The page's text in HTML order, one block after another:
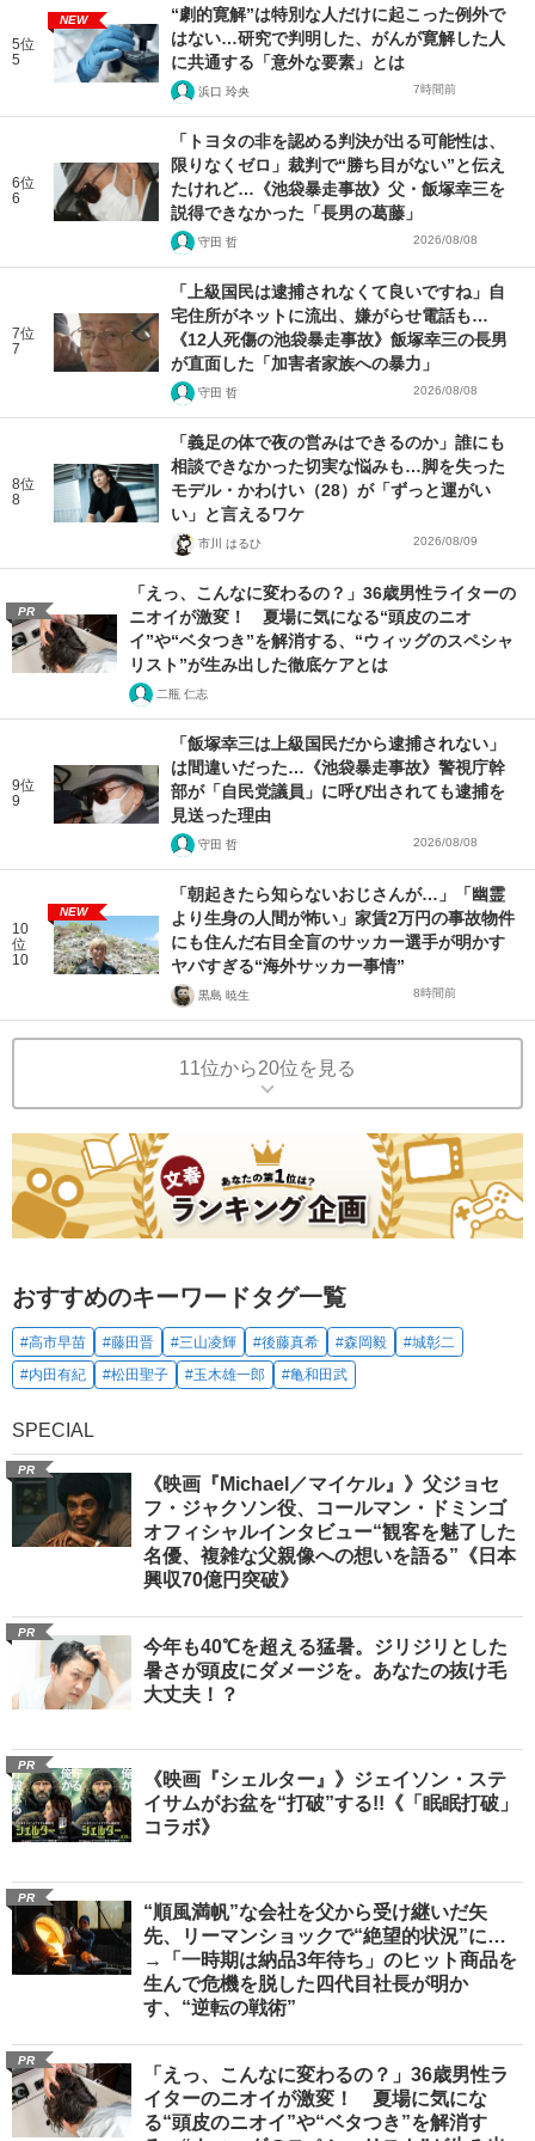
5位
5
NEW
“劇的寛解”は特別な人だけに起こった例外で
はない…研究で判明した、がんが寛解した人
に共通する「意外な要素」とは
浜口 玲央 7時間前
6位
6
「トヨタの非を認める判決が出る可能性は、
限りなくゼロ」裁判で“勝ち目がない”と伝え
たけれど…《池袋暴走事故》父・飯塚幸三を
説得できなかった「長男の葛藤」
守田 哲 2026/08/08
7位
7
「上級国民は逮捕されなくて良いですね」自
宅住所がネットに流出、嫌がらせ電話も…
《12人死傷の池袋暴走事故》飯塚幸三の長男
が直面した「加害者家族への暴力」
守田 哲 2026/08/08
8位
8
「義足の体で夜の営みはできるのか」誰にも
相談できなかった切実な悩みも…脚を失った
モデル・かわけい（28）が「ずっと運がい
い」と言えるワケ
市川 はるひ 2026/08/09
PR
「えっ、こんなに変わるの？」36歳男性ライターの
ニオイが激変！ 夏場に気になる“頭皮のニオ
イ”や“ベタつき”を解消する、“ウィッグのスペシャ
リスト”が生み出した徹底ケアとは
二瓶 仁志
9位
9
「飯塚幸三は上級国民だから逮捕されない」
は間違いだった…《池袋暴走事故》警視庁幹
部が「自民党議員」に呼び出されても逮捕を
見送った理由
守田 哲 2026/08/08
10
位
10
NEW
「朝起きたら知らないおじさんが…」「幽霊
より生身の人間が怖い」家賃2万円の事故物件
にも住んだ右目全盲のサッカー選手が明かす
ヤバすぎる“海外サッカー事情”
黒島 暁生 8時間前
11位から20位を見る
おすすめのキーワードタグ一覧
#高市早苗 #藤田晋 #三山凌輝 #後藤真希 #森岡毅
#城彰二
#内田有紀
#松田聖子 #玉木雄一郎 #亀和田武
SPECIAL
PR
《映画『Michael／マイケル』》父ジョセ
フ・ジャクソン役、コールマン・ドミンゴ
オフィシャルインタビュー“観客を魅了した
名優、複雑な父親像への想いを語る”《日本
興収70億円突破》
PR
今年も40℃を超える猛暑。ジリジリとした
暑さが頭皮にダメージを。あなたの抜け毛
大丈夫！？
PR
《映画『シェルター』》ジェイソン・ステ
イサムがお盆を“打破”する!!《「眠眠打破」
コラボ》
PR
“順風満帆”な会社を父から受け継いだ矢
先、リーマンショックで“絶望的状況”に…
→「一時期は納品3年待ち」のヒット商品を
生んで危機を脱した四代目社長が明か
す、“逆転の戦術”
PR
「えっ、こんなに変わるの？」36歳男性ラ
イターのニオイが激変！ 夏場に気にな
る“頭皮のニオイ”や“ベタつき”を解消す